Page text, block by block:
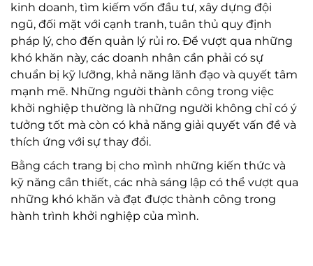
kinh doanh, tìm kiếm vốn đầu tư, xây dựng đội
ngũ, đối mặt với cạnh tranh, tuân thủ quy định
pháp lý, cho đến quản lý rủi ro. Để vượt qua những
khó khăn này, các doanh nhân cần phải có sự
chuẩn bị kỹ lưỡng, khả năng lãnh đạo và quyết tâm
mạnh mẽ. Những người thành công trong việc
khởi nghiệp thường là những người không chỉ có ý
tưởng tốt mà còn có khả năng giải quyết vấn đề và
thích ứng với sự thay đổi.
Bằng cách trang bị cho mình những kiến thức và
kỹ năng cần thiết, các nhà sáng lập có thể vượt qua
những khó khăn và đạt được thành công trong
hành trình khởi nghiệp của mình.